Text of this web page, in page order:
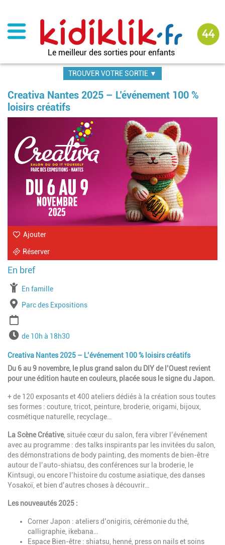
contenu
principal
Le meilleur des sorties pour enfants
TROUVER VOTRE SORTIE ▼
Creativa Nantes 2025 – L’événement 100 %
loisirs créatifs
Ajouter
Réserver
À partir de
En famille
Lieu
Parc des Expositions
Horairesde 10h à 18h30
Creativa Nantes 2025 – L’événement 100 % loisirs créatifs
Du 6 au 9 novembre, le plus grand salon du DIY de l’Ouest revient
pour une édition haute en couleurs, placée sous le signe du Japon.
+ de 120 exposants et 400 ateliers dédiés à la création sous toutes
ses formes : couture, tricot, peinture, broderie, origami, bijoux,
cosmétique naturelle, recyclage…
La Scène Créative, située cœur du salon, fera vibrer l’événement
avec au programme : des talks inspirants par les invitées du salon,
des démonstrations de body painting, des moments de bien-être
autour de l’auto-shiatsu, des conférences sur la broderie, le
Kintsugi, ou encore l’histoire du costume asiatique, des danses
Yosakoï, et bien d’autres choses à découvrir…
Les nouveautés 2025 :
Corner Japon : ateliers d’onigiris, cérémonie du thé,
calligraphie, ikebana…
Espace Bien-être : shiatsu, henné, press on nails et soins